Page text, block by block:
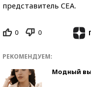
представитель CEA.
0 0
РЕКОМЕНДУЕМ:
Модный